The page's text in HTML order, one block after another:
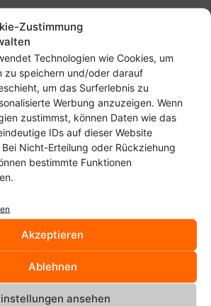
Zustimmung
Technologien wie Cookies, um
zu speichern und/oder darauf
um das Surferlebnis zu
Werbung anzuzeigen. Wenn
zustimmst, können Daten wie das
IDs auf dieser Website
Nicht-Erteilung oder Rückziehung
bestimmte Funktionen
Akzeptieren
Ablehnen
ansehen
Links Tutorial Webdesign
Amazon Instant Video und